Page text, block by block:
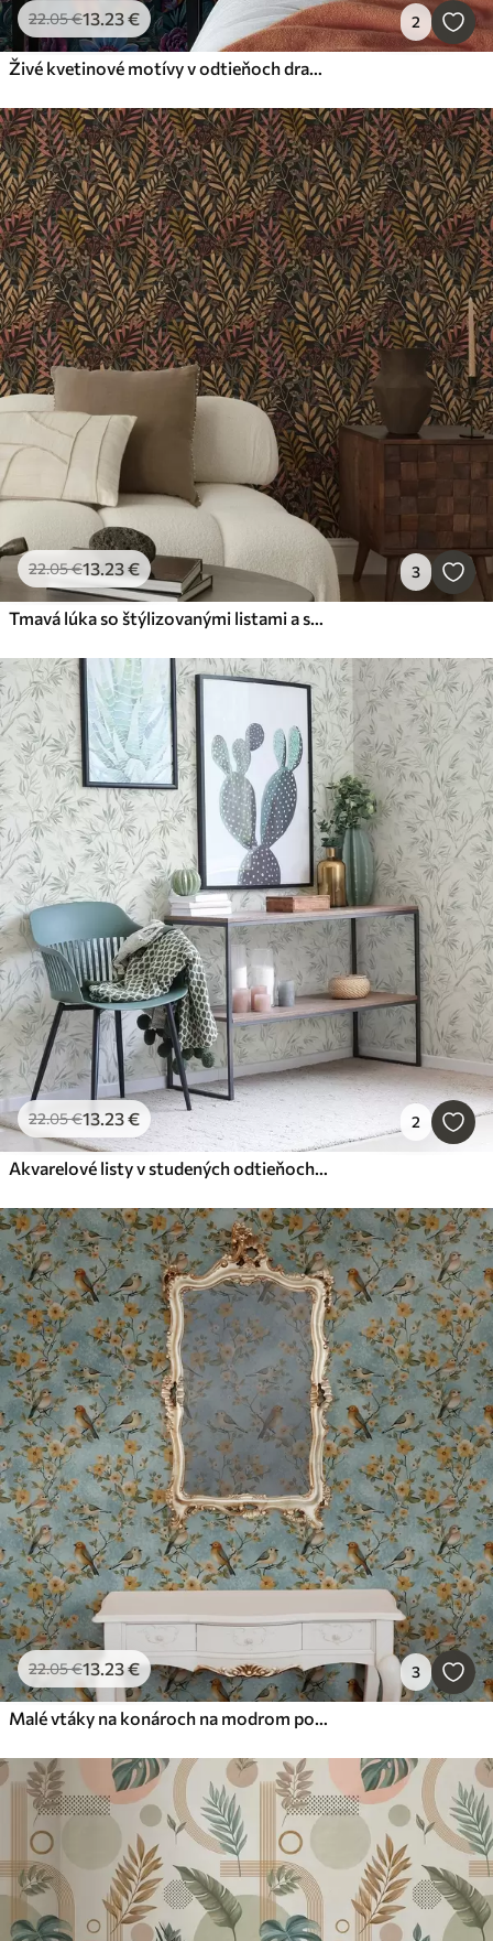
22.05€13.23€ 2
Živé kvetinové motívy v odtieňoch drahokamov na tmavomodrom pozadí
22.05€13.23€ 3
Tmavá lúka so štýlizovanými listami a semennými strukmi
22.05€13.23€ 2
Akvarelové listy v studených odtieňoch, minimalistický dizajn
22.05€13.23€ 3
Malé vtáky na konároch na modrom pozadí